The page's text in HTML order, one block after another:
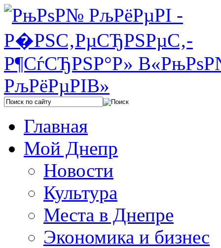
Главная
Мой Днепр
Новости
Культура
Места в Днепре
Экономика и бизнес